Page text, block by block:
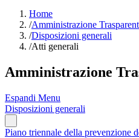
Home
/Amministrazione
/Disposizioni generali
/Atti generali
Amministrazione
Espandi Menu
Disposizioni generali
Piano triennale della prevenzione